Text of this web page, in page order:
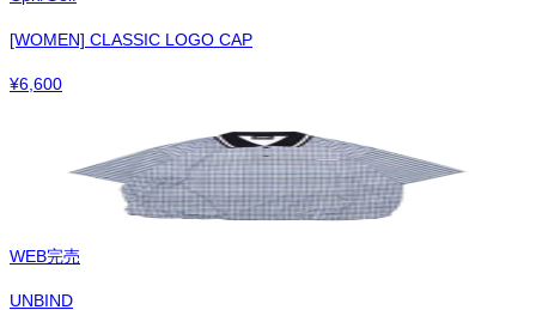
[WOMEN] CLASSIC LOGO CAP
¥6,600
WEB完売
UNBIND